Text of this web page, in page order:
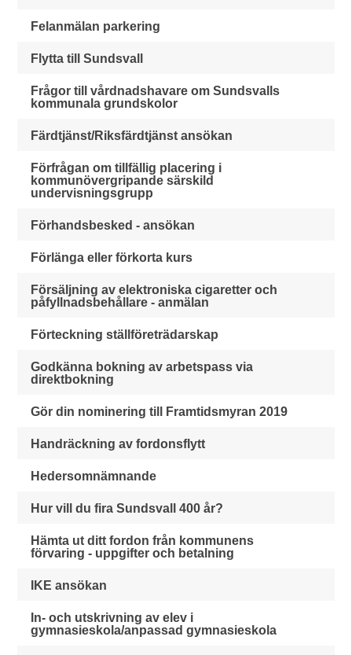
Felanmälan parkering
Flytta till Sundsvall
Frågor till vårdnadshavare om Sundsvalls
kommunala grundskolor
Färdtjänst/Riksfärdtjänst ansökan
Förfrågan om tillfällig placering i
kommunövergripande särskild
undervisningsgrupp
Förhandsbesked - ansökan
Förlänga eller förkorta kurs
Försäljning av elektroniska cigaretter och
påfyllnadsbehållare - anmälan
Förteckning ställföreträdarskap
Godkänna bokning av arbetspass via
direktbokning
Gör din nominering till Framtidsmyran 2019
Handräckning av fordonsflytt
Hedersomnämnande
Hur vill du fira Sundsvall 400 år?
Hämta ut ditt fordon från kommunens
förvaring - uppgifter och betalning
IKE ansökan
In- och utskrivning av elev i
gymnasieskola/anpassad gymnasieskola